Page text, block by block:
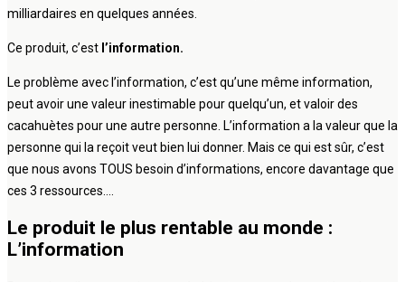
milliardaires en quelques années.
Ce produit, c’est l’information.
Le problème avec l’information, c’est qu’une même information,
peut avoir une valeur inestimable pour quelqu’un, et valoir des
cacahuètes pour une autre personne. L’information a la valeur que la
personne qui la reçoit veut bien lui donner. Mais ce qui est sûr, c’est
que nous avons TOUS besoin d’informations, encore davantage que
ces 3 ressources….
Le produit le plus rentable au monde :
L’information